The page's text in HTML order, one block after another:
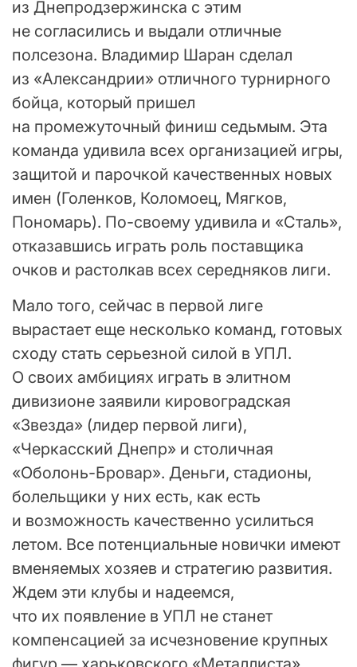
из Днепродзержинска с этим
не согласились и выдали отличные
полсезона. Владимир Шаран сделал
из «Александрии» отличного турнирного
бойца, который пришел
на промежуточный финиш седьмым. Эта
команда удивила всех организацией игры,
защитой и парочкой качественных новых
имен (Голенков, Коломоец, Мягков,
Пономарь). По-своему удивила и «Сталь»,
отказавшись играть роль поставщика
очков и растолкав всех середняков лиги.
Мало того, сейчас в первой лиге
вырастает еще несколько команд, готовых
сходу стать серьезной силой в УПЛ.
О своих амбициях играть в элитном
дивизионе заявили кировоградская
«Звезда» (лидер первой лиги),
«Черкасский Днепр» и столичная
«Оболонь-Бровар». Деньги, стадионы,
болельщики у них есть, как есть
и возможность качественно усилиться
летом. Все потенциальные новички имеют
вменяемых хозяев и стратегию развития.
Ждем эти клубы и надеемся,
что их появление в УПЛ не станет
компенсацией за исчезновение крупных